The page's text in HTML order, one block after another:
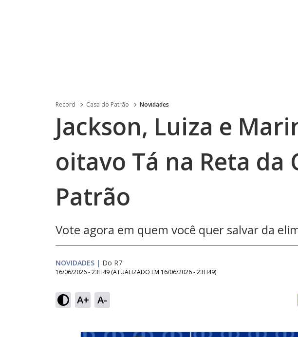
Record Casa do Patrão Novidades
Jackson, Luiza e
oitavo Tá na Reta da
Patrão
Vote agora em quem você quer salvar da
NOVIDADES | Do R7
16/06/2026 - 23H49 (ATUALIZADO EM 16/06/2026 - 23H49)
A+ A-